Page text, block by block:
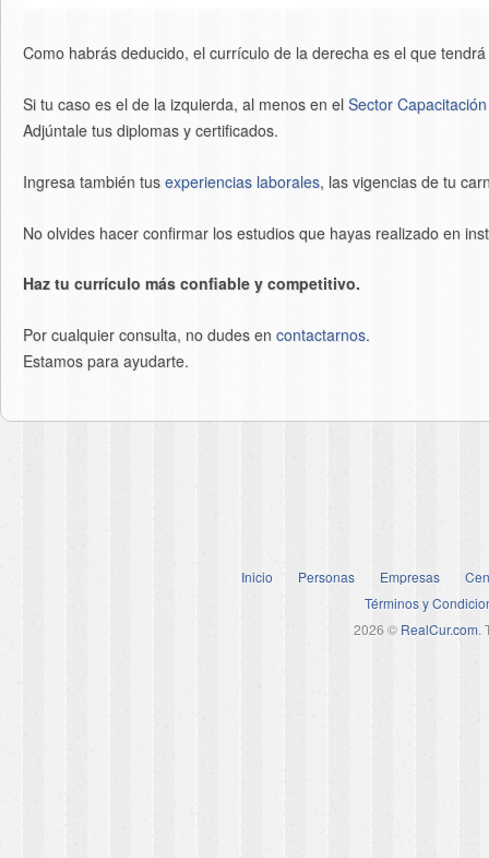
Como habrás deducido, el currículo de la derecha es el que
Si tu caso es el de la izquierda, al menos en el Sector Capacitación
Adjúntale tus diplomas y certificados.
Ingresa también tus experiencias laborales, las vigencias de tu
No olvides hacer confirmar los estudios que hayas realizado en
Haz tu currículo más confiable y competitivo.
Por cualquier consulta, no dudes en contactarnos.
Estamos para ayudarte.
Inicio Personas Empresas
Términos y
2026 © RealCur.com.